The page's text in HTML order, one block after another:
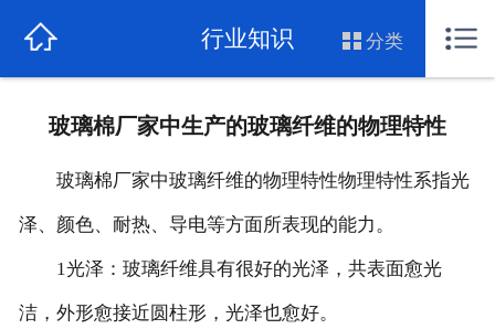
关于我们
公司新闻
行业知识
玻璃棉价格
行业知识 分类
玻璃棉厂家中生产的玻璃纤维的物理特性
玻璃棉厂家中玻璃纤维的物理特性物理特性系指光
泽、颜色、耐热、导电等方面所表现的能力。
1光泽：玻璃纤维具有很好的光泽，共表面愈光
洁，外形愈接近圆柱形，光泽也愈好。